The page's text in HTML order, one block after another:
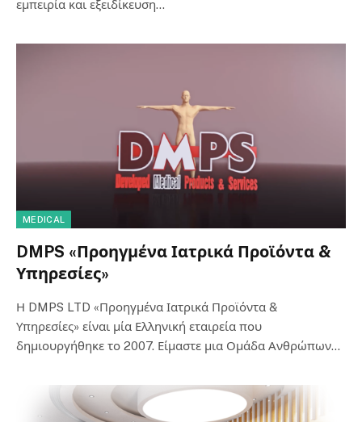
εμπειρία και εξειδίκευση…
MEDICAL
DMPS «Προηγμένα Ιατρικά Προϊόντα &
Υπηρεσίες»
Η DMPS LTD «Προηγμένα Ιατρικά Προϊόντα &
Υπηρεσίες» είναι μία Ελληνική εταιρεία που
δημιουργήθηκε το 2007. Είμαστε μια Ομάδα Ανθρώπων…